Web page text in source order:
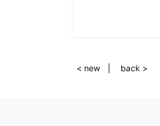
< new back >